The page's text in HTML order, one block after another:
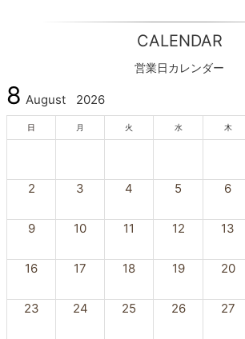
CALENDAR
営業日カレンダー
8 August 2026
日 月 火 水 木
2 3 4 5 6
9 10 11 12 13
16 17 18 19 20
23 24 25 26 27